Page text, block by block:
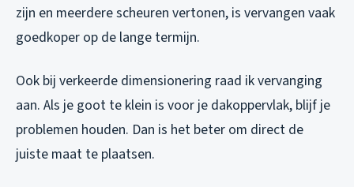
zijn en meerdere scheuren vertonen, is vervangen vaak
goedkoper op de lange termijn.
Ook bij verkeerde dimensionering raad ik vervanging
aan. Als je goot te klein is voor je dakoppervlak, blijf je
problemen houden. Dan is het beter om direct de
juiste maat te plaatsen.